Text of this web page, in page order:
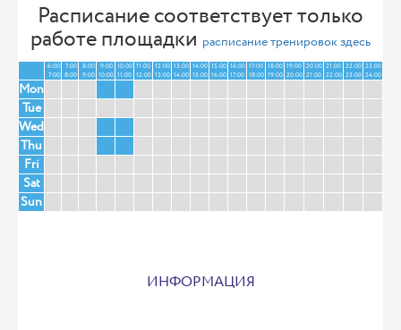
Расписание соответствует только
работе площадки расписание тренировок здесь
6:00
7:00
7:00
8:00
8:00
9:00
9:00
10:00
10:00
11:00
11:00
12:00
12:00
13:00
13:00
14:00
14:00
15:00
15:00
16:00
16:00
17:00
17:00
18:00
18:00
19:00
19:00
20:00
20:00
21:00
21:00
22:00
22:00
23:00
23:00
24:00
Mon
Tue
Wed
Thu
Fri
Sat
Sun
ИНФОРМАЦИЯ